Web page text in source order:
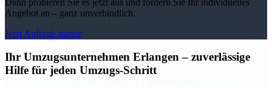
Angebot an – ganz unverbindlich.
Jetzt Anfrage starten
Ihr Umzugsunternehmen Erlangen – zuverlässige
Hilfe für jeden Umzugs-Schritt